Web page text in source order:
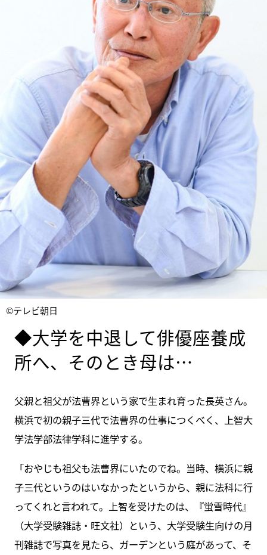
©テレビ朝日
◆大学を中退して俳優座養成
所へ、そのとき母は…
父親と祖父が法曹界という家で生まれ育った長英さん。
横浜で初の親子三代で法曹界の仕事につくべく、上智大
学法学部法律学科に進学する。
「おやじも祖父も法曹界にいたのでね。当時、横浜に親
子三代というのはいなかったというから、親に法科に行
ってくれと言われて。上智を受けたのは、『蛍雪時代』
（大学受験雑誌・旺文社）という、大学受験生向けの月
刊雑誌で写真を見たら、ガーデンという庭があって、そ